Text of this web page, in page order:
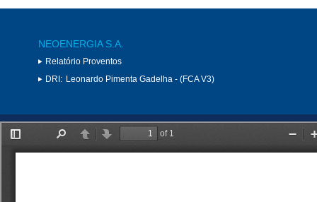
NEOENERGIA S.A.
Relatório Proventos
DRI: Leonardo Pimenta Gadelha - (FCA V3)